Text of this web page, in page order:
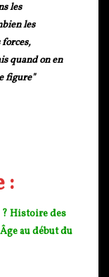
les
les
quand on en
figure"
:
? Histoire des
au début du